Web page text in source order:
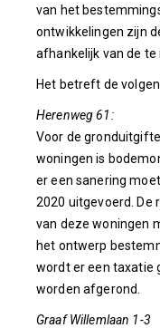
van het
ontwikkelingen zijn
afhankelijk van de te
Het betreft de
Herenweg 61:
Voor de
woningen is
er een sanering
2020 uitgevoerd. De
van deze woningen
het ontwerp
wordt er een taxatie
worden afgerond.
Graaf Willemlaan 1-3